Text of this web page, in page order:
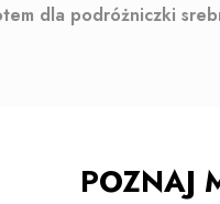
dla podróżniczki
POZNAJ